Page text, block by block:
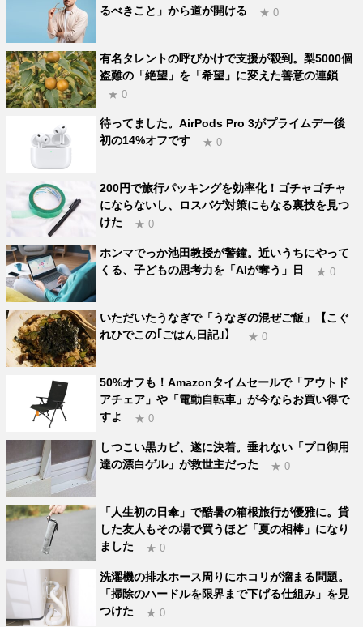
るべきこと」から道が開ける
★ 0
有名タレントの呼びかけで支援が殺到。梨5000個
盗難の「絶望」を「希望」に変えた善意の連鎖
★ 0
待ってました。AirPods Pro 3がプライムデー後
初の14%オフです
★ 0
200円で旅行パッキングを効率化！ゴチャゴチャ
にならないし、ロスバゲ対策にもなる裏技を見つ
けた
★ 0
ホンマでっか池田教授が警鐘。近いうちにやって
くる、子どもの思考力を「AIが奪う」日
★ 0
いただいたうなぎで「うなぎの混ぜご飯」【こぐ
れひでこの｢ごはん日記｣】
★ 0
50%オフも！Amazonタイムセールで「アウトド
アチェア」や「電動自転車」が今ならお買い得で
すよ
★ 0
しつこい黒カビ、遂に決着。垂れない「プロ御用
達の漂白ゲル」が救世主だった
★ 0
「人生初の日傘」で酷暑の箱根旅行が優雅に。貸
した友人もその場で買うほど「夏の相棒」になり
ました
★ 0
洗濯機の排水ホース周りにホコリが溜まる問題。
「掃除のハードルを限界まで下げる仕組み」を見
つけた
★ 0